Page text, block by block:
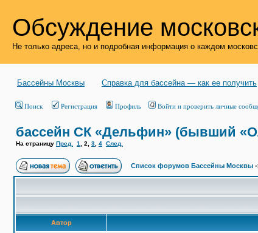
Обсуждение
Не только адреса, но и подробная информация о каждом
Бассейны Москвы Справка для бассейна — как ее получить
Поиск Регистрация Профиль Войти и проверить личные
бассейн СК «Дельфин» (бывший
На страницу Пред. 1 2 3 4 След.
Список форумов Бассейны Москвы
Автор